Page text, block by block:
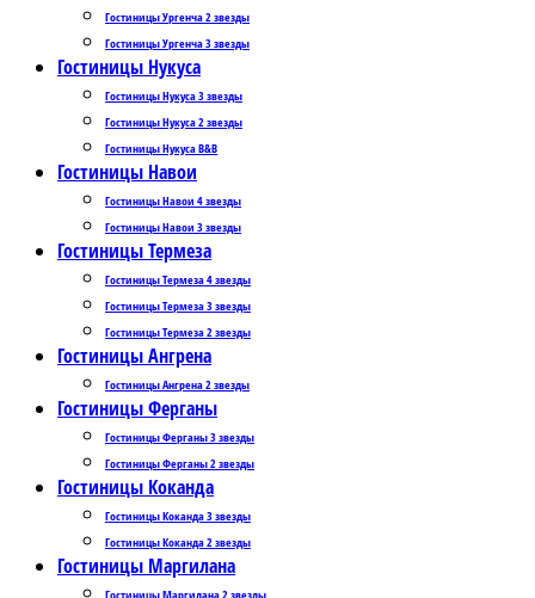
Гостиницы Ургенча 2 звезды
Гостиницы Ургенча 3 звезды
Гостиницы Нукуса
Гостиницы Нукуса 3 звезды
Гостиницы Нукуса 2 звезды
Гостиницы Нукуса B&B
Гостиницы Навои
Гостиницы Навои 4 звезды
Гостиницы Навои 3 звезды
Гостиницы Термеза
Гостиницы Термеза 4 звезды
Гостиницы Термеза 3 звезды
Гостиницы Термеза 2 звезды
Гостиницы Ангрена
Гостиницы Ангрена 2 звезды
Гостиницы Ферганы
Гостиницы Ферганы 3 звезды
Гостиницы Ферганы 2 звезды
Гостиницы Коканда
Гостиницы Коканда 3 звезды
Гостиницы Коканда 2 звезды
Гостиницы Маргилана
Гостиницы Маргилана 2 звезды